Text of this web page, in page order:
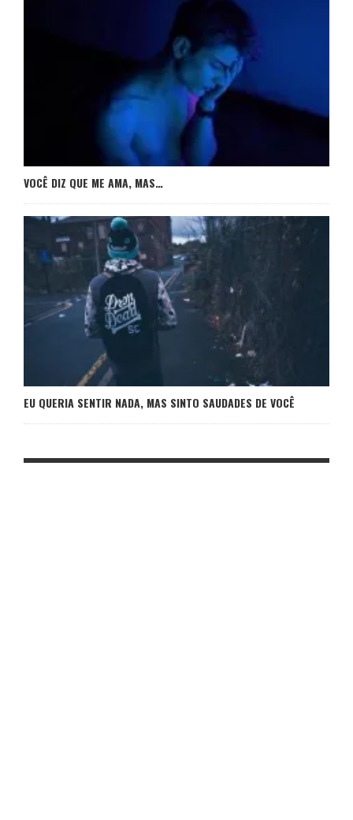
VOCÊ DIZ QUE ME AMA, MAS…
EU QUERIA SENTIR NADA, MAS SINTO SAUDADES DE VOCÊ